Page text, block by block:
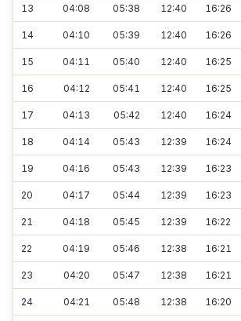
13 04:08 05:38 12:40 16:26
14 04:10 05:39 12:40 16:26
15 04:11 05:40 12:40 16:25
16 04:12 05:41 12:40 16:25
17 04:13 05:42 12:40 16:24
18 04:14 05:43 12:39 16:24
19 04:16 05:43 12:39 16:23
20 04:17 05:44 12:39 16:23
21 04:18 05:45 12:39 16:22
22 04:19 05:46 12:38 16:21
23 04:20 05:47 12:38 16:21
24 04:21 05:48 12:38 16:20